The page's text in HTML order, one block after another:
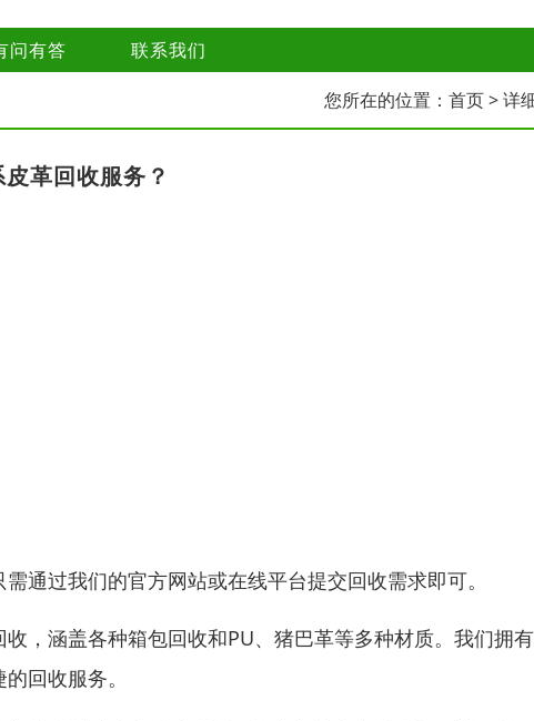
问有答 联系我们
您所在的位置： 首页> 详
革回收服务？
通过我们的官方网站或在线平台提交回收需求即可。
，涵盖各种箱包回收和PU、猪巴革等多种材质。我们拥
回收服务。